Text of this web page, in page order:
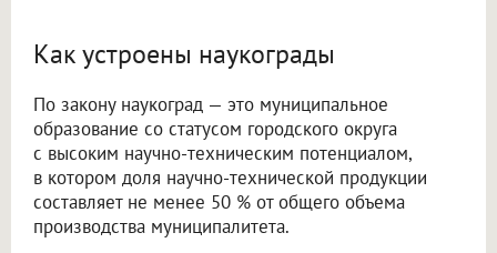
Как устроены наукограды
По закону наукоград — это муниципальное
образование со статусом городского округа
с высоким научно-техническим потенциалом,
в котором доля научно-технической продукции
составляет не менее 50 % от общего объема
производства муниципалитета.